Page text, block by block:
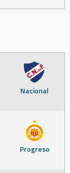
Nacional
Progreso